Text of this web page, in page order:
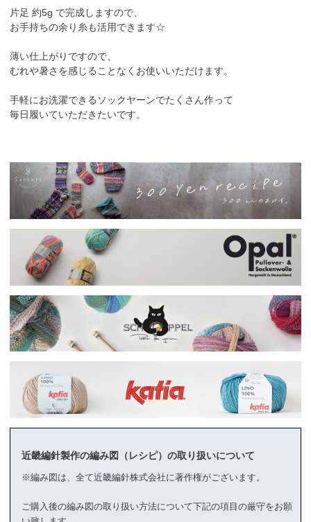
片足 約5g で完成しますので、
お手持ちの余り糸も活用できます☆
薄い仕上がりですので、
むれや暑さを感じることなくお使いいただけます。
手軽にお洗濯できるソックヤーンでたくさん作って
毎日履いていただきたいです。
近畿編針製作の編み図（レシピ）の取り扱いについて
※編み図は、全て近畿編針株式会社に著作権がございます。
ご購入後の編み図の取り扱い方法について下記の項目の厳守をお願